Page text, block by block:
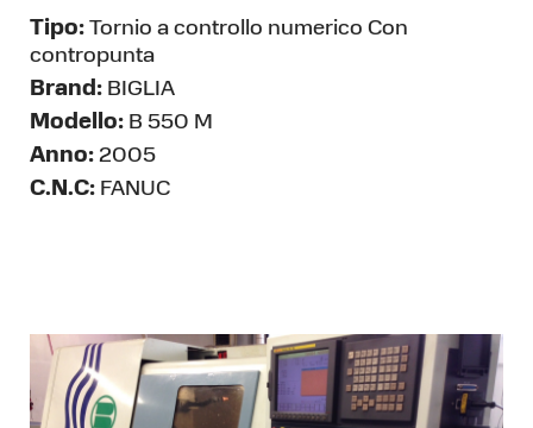
Tipo: Tornio a controllo numerico Con
contropunta
Brand: BIGLIA
Modello: B 550 M
Anno: 2005
C.N.C: FANUC